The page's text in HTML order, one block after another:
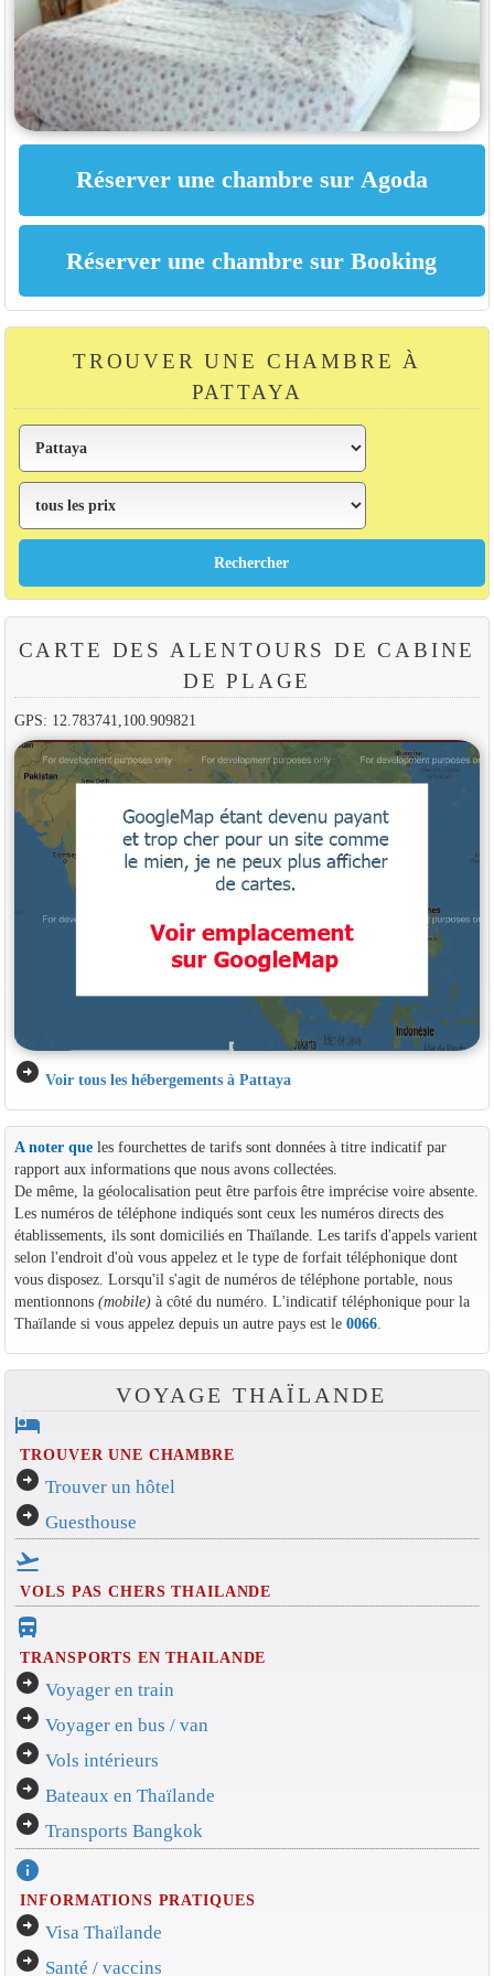
TROUVER UNE CHAMBRE À
PATTAYA
CARTE DES ALENTOURS DE CABINE
DE PLAGE
GPS: 12.783741,100.909821
arrow_circle_right Voir tous les hébergements à Pattaya
A noter queles fourchettes de tarifs sont données à titre indicatif par
rapport aux informations que nous avons collectées.
De même, la géolocalisation peut être parfois être imprécise voire absente.
Les numéros de téléphone indiqués sont ceux les numéros directs des
établissements, ils sont domiciliés en Thaïlande. Les tarifs d'appels varient
selon l'endroit d'où vous appelez et le type de forfait téléphonique dont
vous disposez. Lorsqu'il s'agit de numéros de téléphone portable, nous
mentionnons (mobile)à côté du numéro. L'indicatif téléphonique pour la
Thaïlande si vous appelez depuis un autre pays est le 0066.
VOYAGE THAÏLANDE
hotel
TROUVER UNE CHAMBRE
arrow_circle_right Trouver un hôtel
arrow_circle_right Guesthouse
flight_takeoff
VOLS PAS CHERS THAILANDE
directions_bus_filled
TRANSPORTS EN THAILANDE
arrow_circle_right Voyager en train
arrow_circle_right Voyager en bus / van
arrow_circle_right Vols intérieurs
arrow_circle_right Bateaux en Thaïlande
arrow_circle_right Transports Bangkok
info
INFORMATIONS PRATIQUES
arrow_circle_right Visa Thaïlande
arrow_circle_right Santé / vaccins